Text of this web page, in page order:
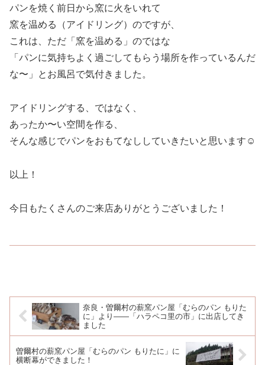
パンを焼く前日から窯に火をいれて
窯を温める（アイドリング）のですが、
これは、ただ「窯を温める」のではな
「パンに気持ちよく過ごしてもらう場所を作っているんだ
な〜」とお風呂で気付きました。
アイドリングする、ではなく、
あったか〜い空間を作る、
そんな感じでパンをおもてなししていきたいと思います☺️
以上！
今日もたくさんのご来店ありがとうございました！
奈良・曽爾村の薪窯パン屋「むらのパン もりた
に」より——「ハラペコ里の市」に出店してき
ました
曽爾村の薪窯パン屋「むらのパン もりたに」に
横断幕ができました！